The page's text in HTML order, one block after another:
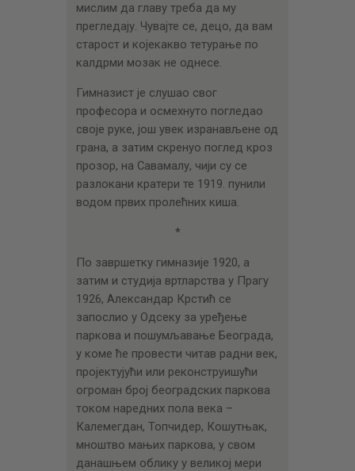
мислим да главу треба да му
прегледају. Чувајте се, децо, да вам
старост и којекакво тетурање по
калдрми мозак не однесе.
Гимназист је слушао свог
професора и осмехнуто погледао
своје руке, још увек изранављене од
грана, а затим скренуо поглед кроз
прозор, на Савамалу, чији су се
разлокани кратери те 1919. пунили
водом првих пролећних киша.
*
По завршетку гимназије 1920, а
затим и студија вртларства у Прагу
1926, Александар Крстић се
запослио у Одсеку за уређење
паркова и пошумљавање Београда,
у коме ће провести читав радни век,
пројектујући или реконструишући
огроман број београдских паркова
током наредних пола века –
Калемегдан, Топчидер, Кошутњак,
мноштво мањих паркова, у свом
данашњем облику у великој мери